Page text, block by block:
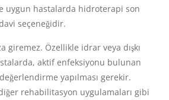
uygun hastalarda hidroterapi son
seçeneğidir.
giremez. Özellikle idrar veya dışkı
aktif enfeksiyonu bulunan
yapılması gerekir.
rehabilitasyon uygulamaları gibi